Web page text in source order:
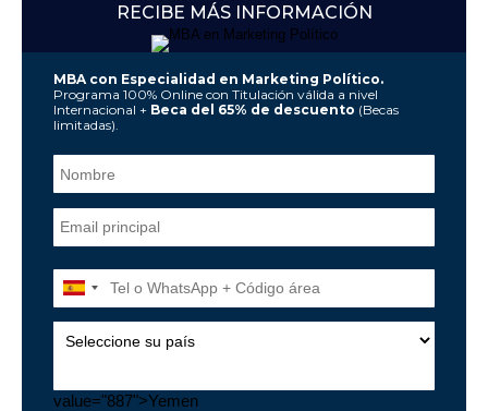
RECIBE MÁS INFORMACIÓN
MBA con Especialidad en Marketing Político.
Programa 100% Online con Titulación válida a nivel
Internacional + Beca del 65% de descuento (Becas
limitadas).
value="887">Yemen